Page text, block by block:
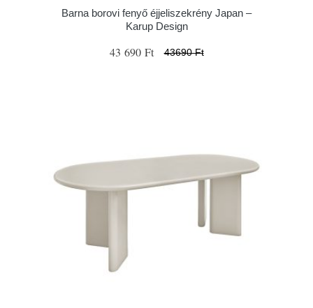
Barna borovi fenyő éjjeliszekrény Japan –
Karup Design
43 690 Ft 43690 Ft